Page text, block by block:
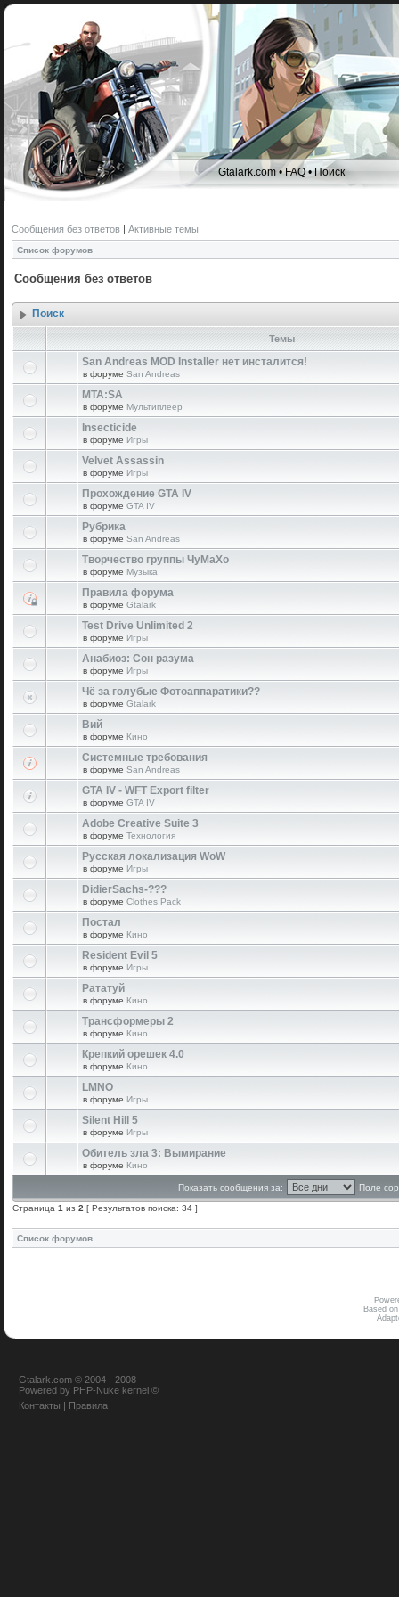
Gtalark.com •FAQ•Поиск
Сообщения без ответов | Активные темы
Список форумов
Сообщения без ответов
Поиск
Темы
San Andreas MOD Installer нет инсталится!
в форуме San Andreas
MTA:SA
в форуме Мультиплеер
Insecticide
в форуме Игры
Velvet Assassin
в форуме Игры
Прохождение GTA IV
в форуме GTA IV
Рубрика
в форуме San Andreas
Творчество группы ЧуМаХо
в форуме Музыка
Правила форума
в форуме Gtalark
Test Drive Unlimited 2
в форуме Игры
Анабиоз: Сон разума
в форуме Игры
Чё за голубые Фотоаппаратики??
в форуме Gtalark
Вий
в форуме Кино
Системные требования
в форуме San Andreas
GTA IV - WFT Export filter
в форуме GTA IV
Adobe Creative Suite 3
в форуме Технология
Русская локализация WoW
в форуме Игры
DidierSachs-???
в форуме Clothes Pack
Постал
в форуме Кино
Resident Evil 5
в форуме Игры
Рататуй
в форуме Кино
Трансформеры 2
в форуме Кино
Крепкий орешек 4.0
в форуме Кино
LMNO
в форуме Игры
Silent Hill 5
в форуме Игры
Обитель зла 3: Вымирание
в форуме Кино
Показать сообщения за: Поле
Страница 1 из 2 [ Результатов поиска: 34 ]
Список форумов
Based
Gtalark.com © 2004 - 2008
Powered by PHP-Nuke kernel ©
Контакты | Правила